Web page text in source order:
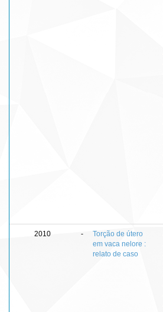
2010 -
Torção de útero
em vaca nelore :
relato de caso